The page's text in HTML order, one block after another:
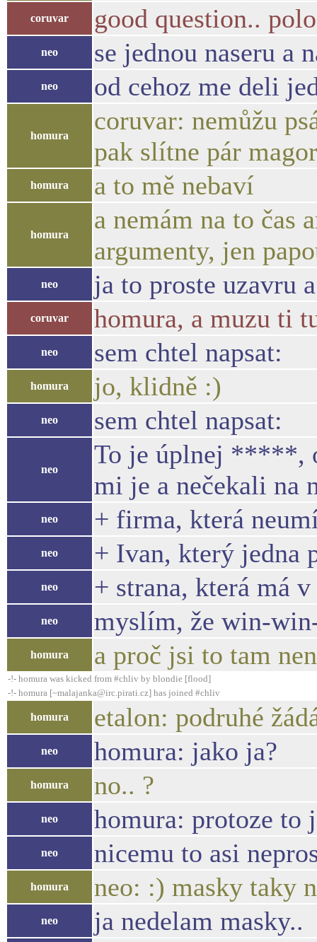
coruvar good question..
neo se jednou naseru a
neo od cehoz me deli
homura
coruvar: nemůžu
pak slítne pár
homura a to mě nebaví
homura
a nemám na to čas
argumenty, jen
neo ja to proste uzavru
coruvar homura, a muzu ti
neo sem chtel napsat:
homura jo, klidně :)
neo sem chtel napsat:
neo
To je úplnej *****,
mi je a nečekali na
neo + firma, která
neo + Ivan, který jedna
neo + strana, která má
neo myslím, že win-
homura a proč jsi to tam
-!- homura was kicked from #chliv by blondie [flood]
-!- homura [~malajanka@irc.pirati.cz] has joined #chliv
homura etalon: podruhé
neo homura: jako ja?
homura no.. ?
neo homura: protoze to
neo nicemu to asi
homura neo: :) masky taky
neo
ja nedelam masky..